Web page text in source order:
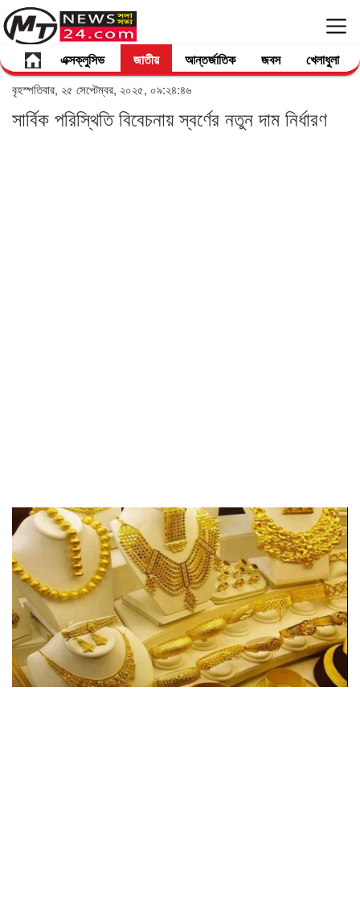
এক্সক্লুসিভ জাতীয় আন্তর্জাতিক জবস খেলাধুলা
বৃহস্পতিবার, ২৫ সেপ্টেম্বর, ২০২৫, ০৯:২৪:৪৬
সার্বিক পরিস্থিতি বিবেচনায় স্বর্ণের নতুন দাম নির্ধারণ